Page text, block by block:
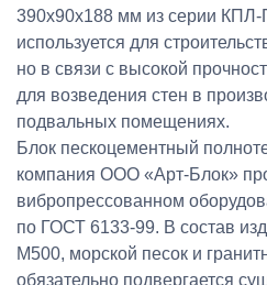
390х90х188 мм из серии
используется для
но в связи с высокой
для возведения стен в
подвальных помещениях.
Блок пескоцементный
компания ООО «Арт-Блок»
вибропрессованном
по ГОСТ 6133-99. В состав
М500, морской песок и
обязательно подвергается